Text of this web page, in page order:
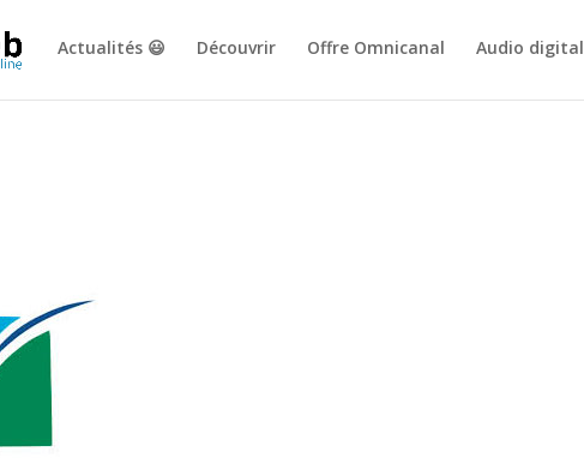
Actualités 😃 Découvrir Offre Omnicanal Audio digital